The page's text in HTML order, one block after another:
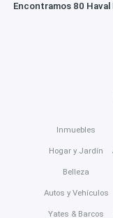
Encontramos 80
Inmuebles
Hogar y Jardín
Belleza
Autos y Vehículos
Yates & Barcos